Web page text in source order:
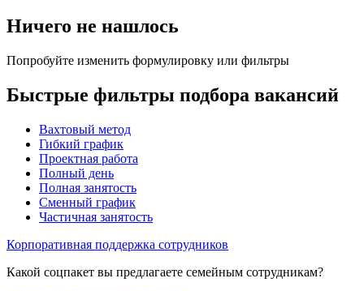
Ничего не нашлось
Попробуйте изменить формулировку или фильтры
Быстрые фильтры подбора вакансий
Вахтовый метод
Гибкий график
Проектная работа
Полный день
Полная занятость
Сменный график
Частичная занятость
Корпоративная поддержка сотрудников
Какой соцпакет вы предлагаете семейным сотрудникам?